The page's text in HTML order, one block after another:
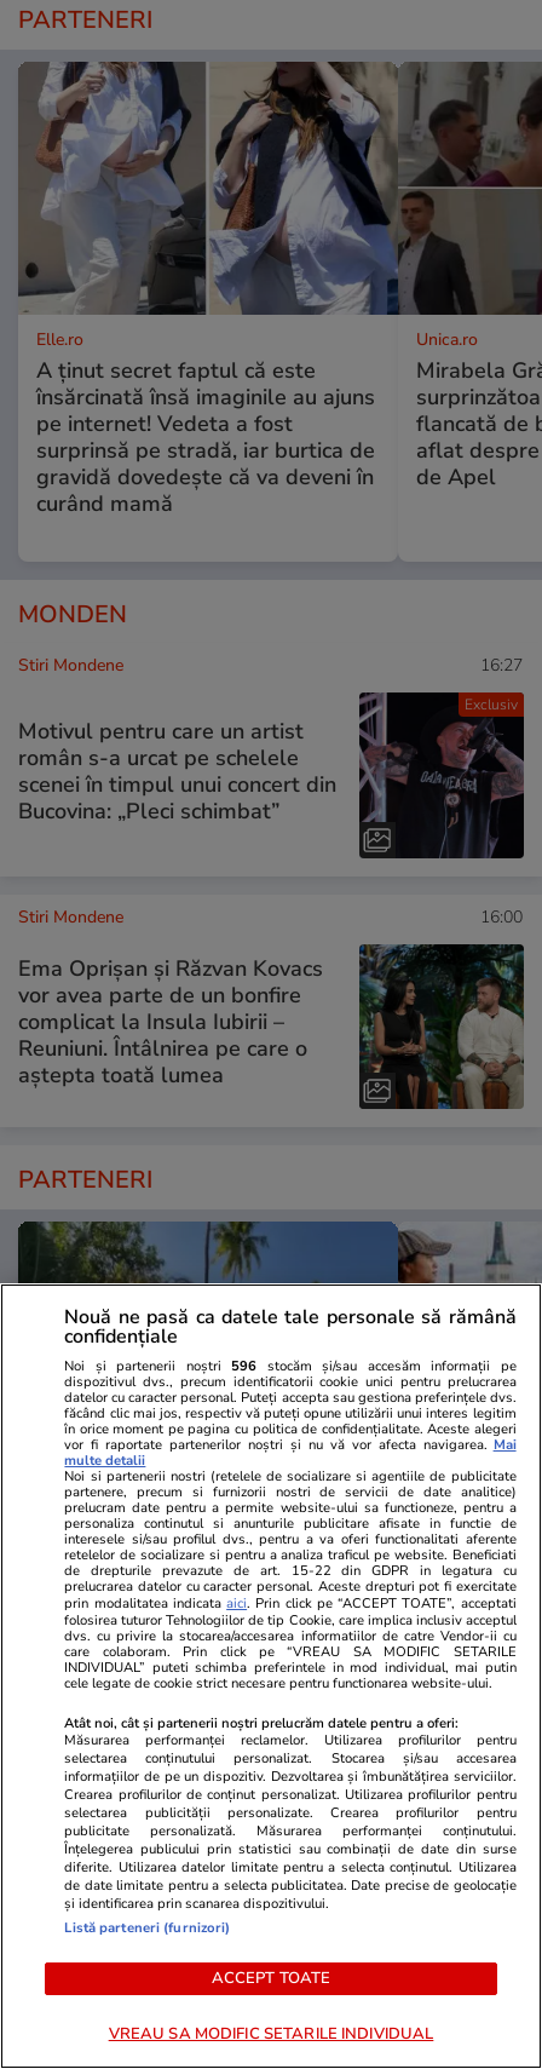
PARTENERI
Elle.ro
A ținut secret faptul că este
însărcinată însă imaginile au ajuns
pe internet! Vedeta a fost
surprinsă pe stradă, iar burtica de
gravidă dovedește că va deveni în
curând mamă
Unica.ro
Mirabela
flancată de
aflat
de Apel
MONDEN
Exclusiv
Stiri Mondene 16:27
Motivul pentru care un artist
român s-a urcat pe schelele
scenei în timpul unui concert din
Bucovina: „Pleci schimbat”
Stiri Mondene 16:00
Ema Oprișan și Răzvan Kovacs
vor avea parte de un bonfire
complicat la Insula Iubirii –
Reuniuni. Întâlnirea pe care o
aștepta toată lumea
PARTENERI
TVMania.ro
Fără filtre pe plajă! Cele mai
spectaculoase poze cu vedetele
noastre în costum de baie [FOTO]
Cea mai
muţi pentru
Este în
PARTENERI
GSP.ro
Nouă ne pasă ca datele tale personale să rămână
confidențiale
Noi și partenerii noștri 596 stocăm și/sau accesăm informații pe
dispozitivul dvs., precum identificatorii cookie unici pentru prelucrarea
datelor cu caracter personal. Puteți accepta sau gestiona preferințele dvs.
făcând clic mai jos, respectiv vă puteți opune utilizării unui interes legitim
în orice moment pe pagina cu politica de confidențialitate. Aceste alegeri
vor fi raportate partenerilor noștri și nu vă vor afecta navigarea. Mai
multe detalii
Noi si partenerii nostri (retelele de socializare si agentiile de publicitate
partenere, precum si furnizorii nostri de servicii de date analitice)
prelucram date pentru a permite website-ului sa functioneze, pentru a
personaliza continutul si anunturile publicitare afisate in functie de
interesele si/sau profilul dvs., pentru a va oferi functionalitati aferente
retelelor de socializare si pentru a analiza traficul pe website. Beneficiati
de drepturile prevazute de art. 15-22 din GDPR in legatura cu
prelucrarea datelor cu caracter personal. Aceste drepturi pot fi exercitate
prin modalitatea indicataaici. Prin click pe “ACCEPT TOATE”, acceptati
folosirea tuturor Tehnologiilor de tip Cookie, care implica inclusiv acceptul
dvs. cu privire la stocarea/accesarea informatiilor de catre Vendor-ii cu
care colaboram. Prin click pe “VREAU SA MODIFIC SETARILE
INDIVIDUAL” puteti schimba preferintele in mod individual, mai putin
cele legate de cookie strict necesare pentru functionarea website-ului.
Atât noi, cât și partenerii noștri prelucrăm datele pentru a oferi:
Măsurarea performanței reclamelor. Utilizarea profilurilor pentru
selectarea conținutului personalizat. Stocarea și/sau accesarea
informațiilor de pe un dispozitiv. Dezvoltarea și îmbunătățirea serviciilor.
Crearea profilurilor de conținut personalizat. Utilizarea profilurilor pentru
selectarea publicității personalizate. Crearea profilurilor pentru
publicitate personalizată. Măsurarea performanței conținutului.
Înțelegerea publicului prin statistici sau combinații de date din surse
diferite. Utilizarea datelor limitate pentru a selecta conținutul. Utilizarea
de date limitate pentru a selecta publicitatea. Date precise de geolocație
și identificarea prin scanarea dispozitivului.
Listă parteneri (furnizori)
ACCEPT TOATE
VREAU SA MODIFIC SETARILE INDIVIDUAL